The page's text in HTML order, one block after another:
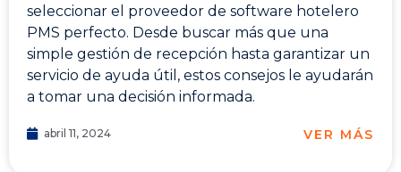
seleccionar el proveedor de software hotelero
PMS perfecto. Desde buscar más que una
simple gestión de recepción hasta garantizar un
servicio de ayuda útil, estos consejos le ayudarán
a tomar una decisión informada.
abril 11, 2024 VER MÁS